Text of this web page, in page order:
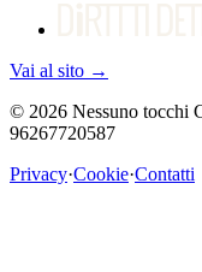
Vai al sito →
© 2026 Nessuno tocchi
96267720587
Privacy·Cookie·Contatti